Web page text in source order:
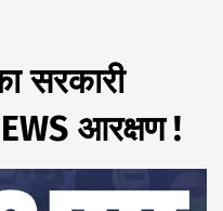
सरकारी
आरक्षण !